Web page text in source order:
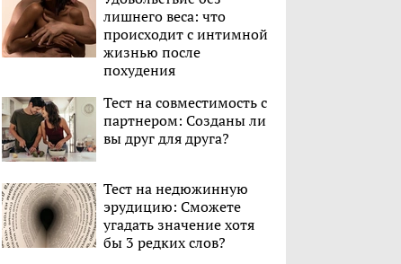
лишнего веса: что
происходит с интимной
жизнью после
похудения
Тест на совместимость с
партнером: Созданы ли
вы друг для друга?
Тест на недюжинную
эрудицию: Сможете
угадать значение хотя
бы 3 редких слов?